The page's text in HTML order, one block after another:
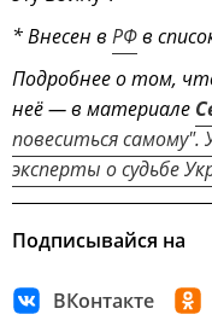
* Внесен в РФв
Подробнее о том,
неё — в материале
повеситься самому".
эксперты о судьбе
Подписывайся на
ВКонтакте